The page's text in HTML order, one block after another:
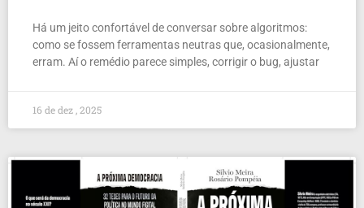
Há um jeito confortável de conversar sobre algoritmos:
como se fossem ferramentas neutras que, ocasionalmente,
erram. Aí o remédio parece simples, corrigir o bug, ajustar
16 de dez , 2025